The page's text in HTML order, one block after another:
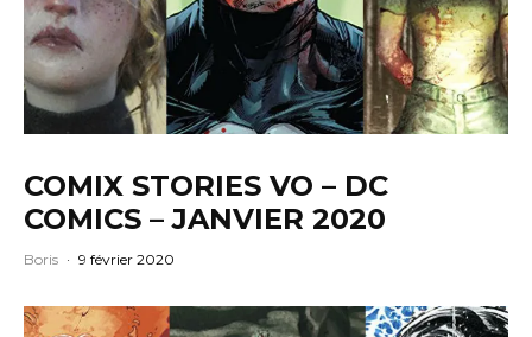
COMIX STORIES VO – DC
COMICS – JANVIER 2020
Boris · 9 février 2020